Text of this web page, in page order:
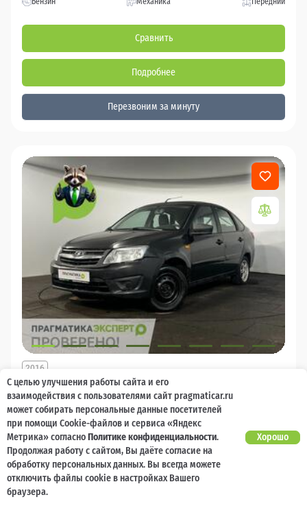
Сравнить
Подробнее
Перезвоним за минуту
LADA (ВАЗ) Granta
2016
Ваш кешбек
229 900 ₽
218 900₽ от 6 200 ₽/мес
Бензин
С целью улучшения работы сайта и его
взаимодействия с пользователями сайт pragmaticar.ru
может собирать персональные данные посетителей
при помощи Cookie-файлов и сервиса «Яндекс
Метрика» согласноПолитике конфиденциальности.
Продолжая работу с сайтом, Вы даёте согласие на
обработку персональных данных. Вы всегда можете
отключить файлы cookie в настройках Вашего
браузера.
Хорошо